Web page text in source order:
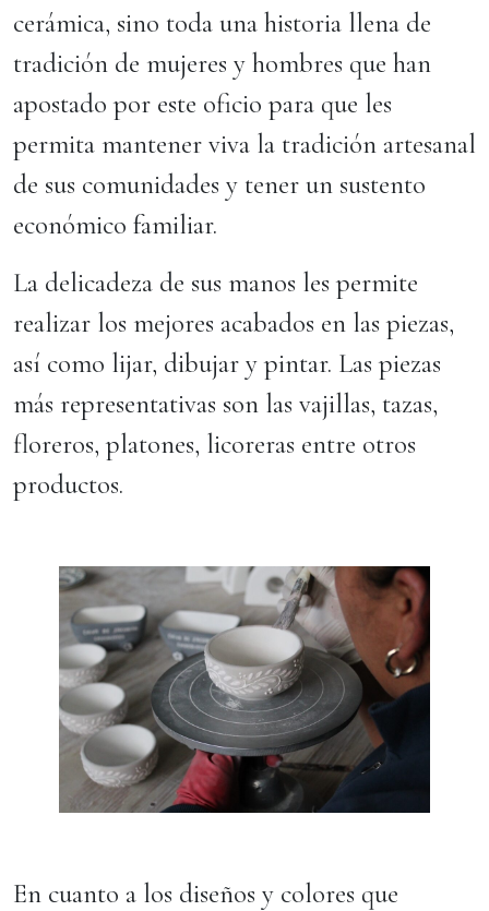
cerámica, sino toda una historia llena de
tradición de mujeres y hombres que han
apostado por este oficio para que les
permita mantener viva la tradición artesanal
de sus comunidades y tener un sustento
económico familiar.
La delicadeza de sus manos les permite
realizar los mejores acabados en las piezas,
así como lijar, dibujar y pintar. Las piezas
más representativas son las vajillas, tazas,
floreros, platones, licoreras entre otros
productos.
En cuanto a los diseños y colores que